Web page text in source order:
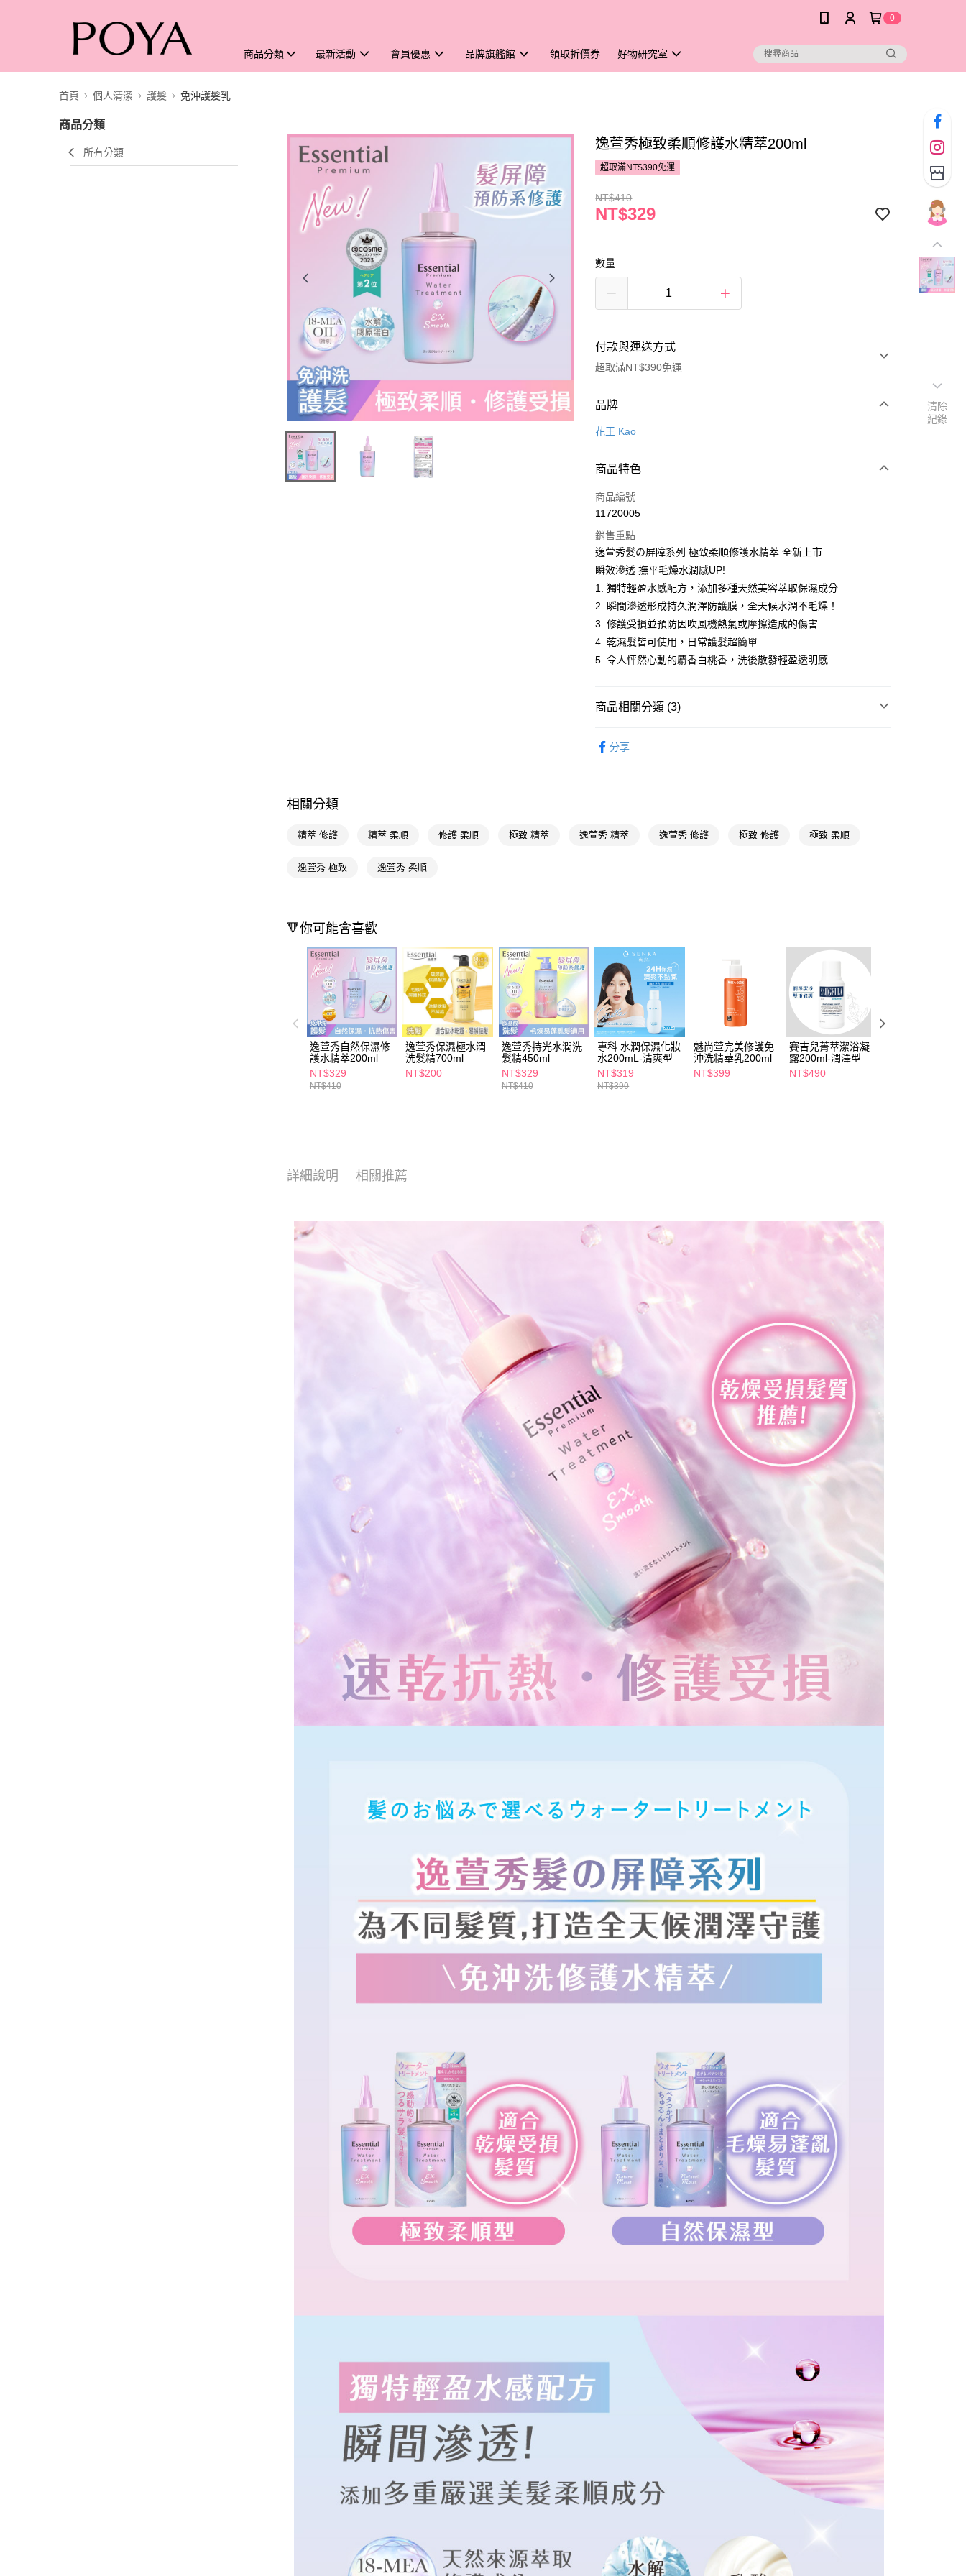
0
商品分類 最新活動 會員優惠 品牌旗艦館 領取折價券 好物研究室
首頁 個人清潔 護髮 免沖護髮乳
商品分類
所有分類
逸萱秀極致柔順修護水精萃200ml
超取滿NT$390免運
NT$410
NT$329
數量
付款與運送方式
超取滿NT$390免運
付款方式
POYA支付
LINE Pay
Apple Pay
街口支付
悠遊付
Google Pay
AFTEE先享後付
相關說明
便利好安心！
１．簡單：不需註冊會員、不需綁卡、不需儲值。
３．安心：先確認商品／服務後，再付款。
／ATM／網路銀行／等多元方式進行付款，方視為交易完成。
※ 請注意：結帳手續完成當下不需立刻繳費，但若您需要取消訂單，請聯
１．透過由恩沛科技股份有限公司提供之「AFTEE先享後付」服務完成之
交易，需依本服務之必要範圍內提供個人資料，並將交易相關給付款項請
求債權轉讓予恩沛科技股份有限公司。
２．關於個人資料處理事宜，請瀏覽以下網址：
https://aftee.tw/terms/#terms3
３．未成年的使用者請事先徵得法定代理人或監護人之同意方可使用
「AFTEE先享後付」，若未經同意申辦者引起之損失，本公司不負相關責
任。
４．使用「AFTEE先享後付」時，將依據個別帳號之用戶狀況，依本公司
即時審查核予不同之上限額度；若仍有額度不足之情形，本公司將視審查
結果請求用戶進行身份認證。
５．嚴禁一人註冊多個帳號或使用他人資訊註冊。若發現惡意使用之情
每筆NT$65，滿NT$490(含以上)免運費
付款後7-11取貨
每筆NT$65，滿NT$490(含以上)免運費
宅配(本島)
每筆NT$100，滿NT$790(含以上)免運費
付款後寶雅門市自取(由倉庫統一出貨)
品牌
花王 Kao
商品特色
商品編號
11720005
銷售重點
逸萱秀髮の屏障系列 極致柔順修護水精萃 全新上市
瞬效滲透 撫平毛燥水潤感UP!
1. 獨特輕盈水感配方，添加多種天然美容萃取保濕成分
2. 瞬間滲透形成持久潤澤防護膜，全天候水潤不毛燥！
3. 修護受損並預防因吹風機熱氣或摩擦造成的傷害
4. 乾濕髮皆可使用，日常護髮超簡單
5. 令人怦然心動的麝香白桃香，洗後散發輕盈透明感
商品相關分類 (3)
分享
相關分類
精萃 修護 精萃 柔順 修護 柔順 極致 精萃 逸萱秀 精萃 逸萱秀 修護 極致 修護 極致 柔順
逸萱秀 極致 逸萱秀 柔順
🔻你可能會喜歡
逸萱秀自然保濕修
護水精萃200ml
NT$329
NT$410
逸萱秀保濕極水潤
洗髮精700ml
NT$200
逸萱秀持光水潤洗
髮精450ml
NT$329
NT$410
專科 水潤保濕化妝
水200mL-清爽型
NT$319
NT$390
魅尚萱完美修護免
沖洗精華乳200ml
NT$399
賽吉兒菁萃潔浴凝
露200ml-潤澤型
NT$490
詳細說明 相關推薦
清除
紀錄